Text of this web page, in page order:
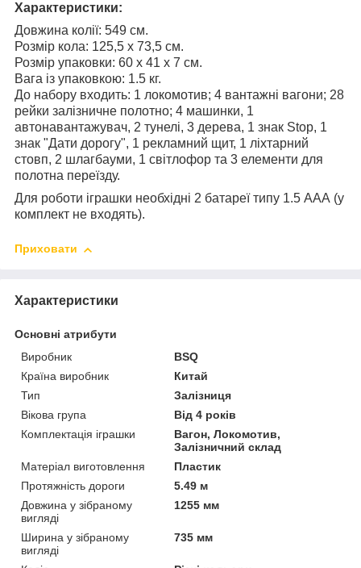
Характеристики:
Довжина колії: 549 см.
Розмір кола: 125,5 х 73,5 см.
Розмір упаковки: 60 x 41 x 7 см.
Вага із упаковкою: 1.5 кг.
До набору входить: 1 локомотив; 4 вантажні вагони; 28
рейки залізничне полотно; 4 машинки, 1
автонавантажувач, 2 тунелі, 3 дерева, 1 знак Stop, 1
знак "Дати дорогу", 1 рекламний щит, 1 ліхтарний
стовп, 2 шлагбауми, 1 світлофор та 3 елементи для
полотна переїзду.
Для роботи іграшки необхідні 2 батареї типу 1.5 ААА (у
комплект не входять).
Приховати
Характеристики
Основні атрибути
Виробник
BSQ
Країна виробник
Китай
Тип
Залізниця
Вікова група
Від 4 років
Комплектація іграшки
Вагон, Локомотив,
Залізничний склад
Матеріал виготовлення
Пластик
Протяжність дороги
5.49 м
Довжина у зібраному
вигляді
1255 мм
Ширина у зібраному
вигляді
735 мм